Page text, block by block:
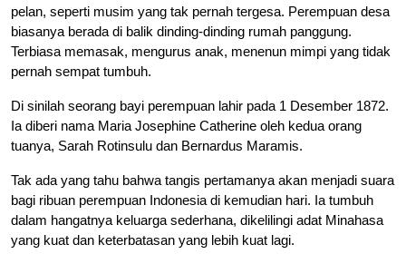
pelan, seperti musim yang tak pernah tergesa. Perempuan desa
biasanya berada di balik dinding-dinding rumah panggung.
Terbiasa memasak, mengurus anak, menenun mimpi yang tidak
pernah sempat tumbuh.
Di sinilah seorang bayi perempuan lahir pada 1 Desember 1872.
Ia diberi nama Maria Josephine Catherine oleh kedua orang
tuanya, Sarah Rotinsulu dan Bernardus Maramis.
Tak ada yang tahu bahwa tangis pertamanya akan menjadi suara
bagi ribuan perempuan Indonesia di kemudian hari. Ia tumbuh
dalam hangatnya keluarga sederhana, dikelilingi adat Minahasa
yang kuat dan keterbatasan yang lebih kuat lagi.